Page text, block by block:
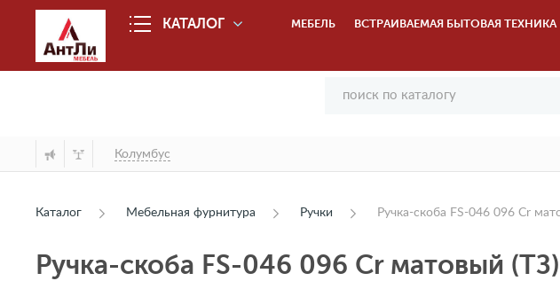
КАТАЛОГ МЕБЕЛЬ ВСТРАИВАЕМАЯ БЫТОВАЯ ТЕХНИКА
Колумбус
Каталог Мебельная фурнитура Ручки Ручка-скоба FS-046 096 Cr
Ручка-скоба FS-046 096 Cr матовый (TЗ)